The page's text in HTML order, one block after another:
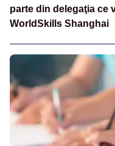
parte din delegaţia ce
WorldSkills Shanghai